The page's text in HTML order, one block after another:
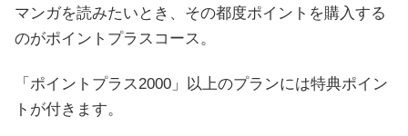
マンガを読みたいとき、その都度ポイントを購入する
のがポイントプラスコース。
「ポイントプラス2000」以上のプランには特典ポイン
トが付きます。